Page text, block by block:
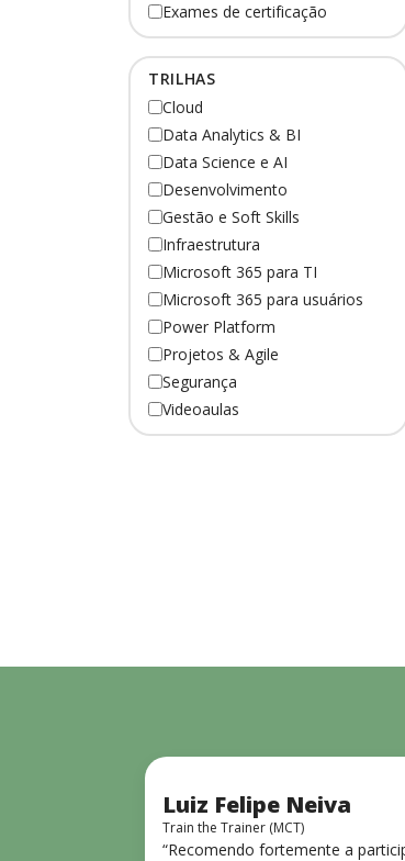
Exames de certificação
TRILHAS
Cloud
Data Analytics & BI
Data Science e AI
Desenvolvimento
Gestão e Soft Skills
Infraestrutura
Microsoft 365 para TI
Microsoft 365 para usuários
Power Platform
Projetos & Agile
Segurança
Videoaulas
Luiz Felipe Neiva
Train the Trainer (MCT)
“Recomendo fortemente a